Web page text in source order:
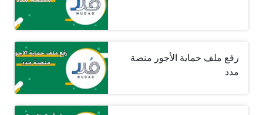
رفع ملف حماية الأجور منصة
مدد